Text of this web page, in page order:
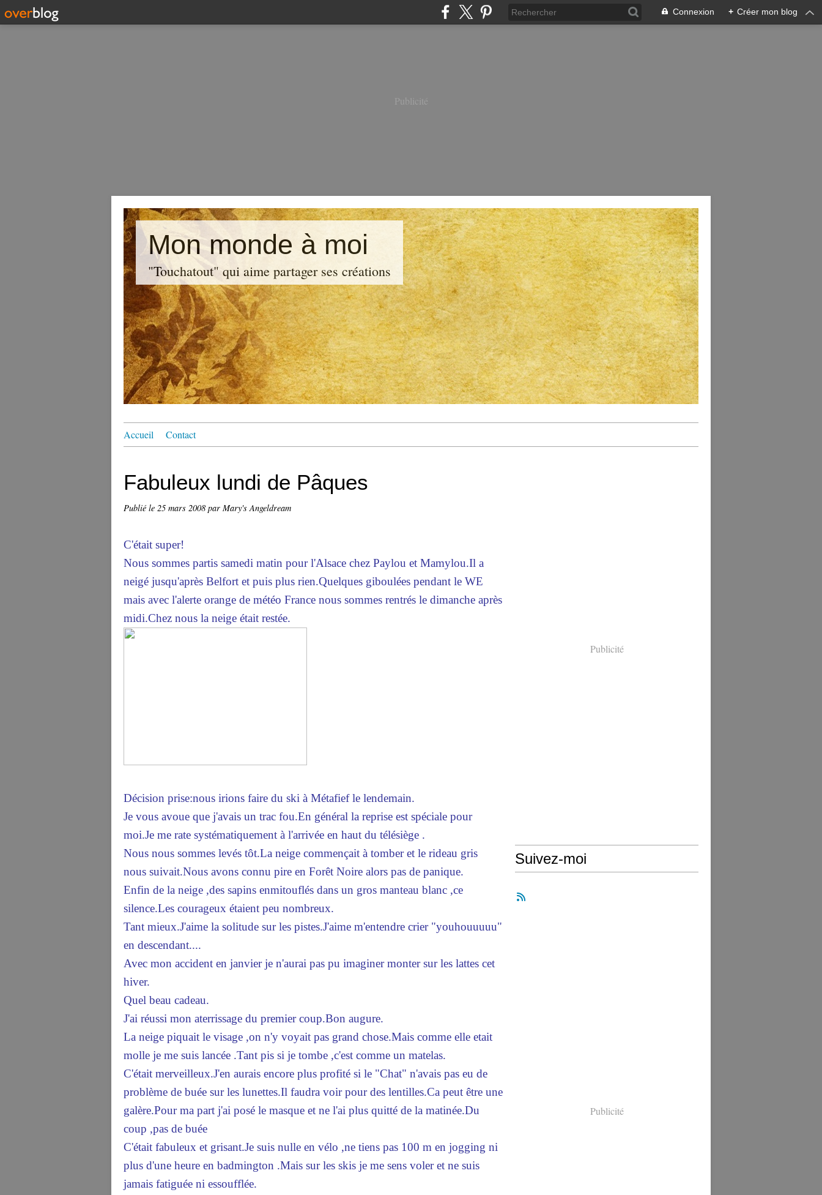
Connexion + Créer mon blog
Publicité
Mon monde à moi
"Touchatout" qui aime partager ses créations
Accueil Contact
Fabuleux lundi de Pâques
Publié le 25 mars 2008 par Mary's Angeldream
C'était super!
Nous sommes partis samedi matin pour l'Alsace chez Paylou et Mamylou.Il a
neigé jusqu'après Belfort et puis plus rien.Quelques giboulées pendant le WE
mais avec l'alerte orange de météo France nous sommes rentrés le dimanche après
midi.Chez nous la neige était restée.
Décision prise:nous irions faire du ski à Métafief le lendemain.
Je vous avoue que j'avais un trac fou.En général la reprise est spéciale pour
moi.Je me rate systématiquement à l'arrivée en haut du télésiège .
Nous nous sommes levés tôt.La neige commençait à tomber et le rideau gris
nous suivait.Nous avons connu pire en Forêt Noire alors pas de panique.
Enfin de la neige ,des sapins enmitouflés dans un gros manteau blanc ,ce
silence.Les courageux étaient peu nombreux.
Tant mieux.J'aime la solitude sur les pistes.J'aime m'entendre crier "youhouuuuu"
en descendant....
Avec mon accident en janvier je n'aurai pas pu imaginer monter sur les lattes cet
hiver.
Quel beau cadeau.
J'ai réussi mon aterrissage du premier coup.Bon augure.
La neige piquait le visage ,on n'y voyait pas grand chose.Mais comme elle etait
molle je me suis lancée .Tant pis si je tombe ,c'est comme un matelas.
C'était merveilleux.J'en aurais encore plus profité si le "Chat" n'avais pas eu de
problème de buée sur les lunettes.Il faudra voir pour des lentilles.Ca peut être une
galère.Pour ma part j'ai posé le masque et ne l'ai plus quitté de la matinée.Du
coup ,pas de buée
C'était fabuleux et grisant.Je suis nulle en vélo ,ne tiens pas 100 m en jogging ni
plus d'une heure en badmington .Mais sur les skis je me sens voler et ne suis
jamais fatiguée ni essoufflée.
Publicité
Suivez-moi
Publicité